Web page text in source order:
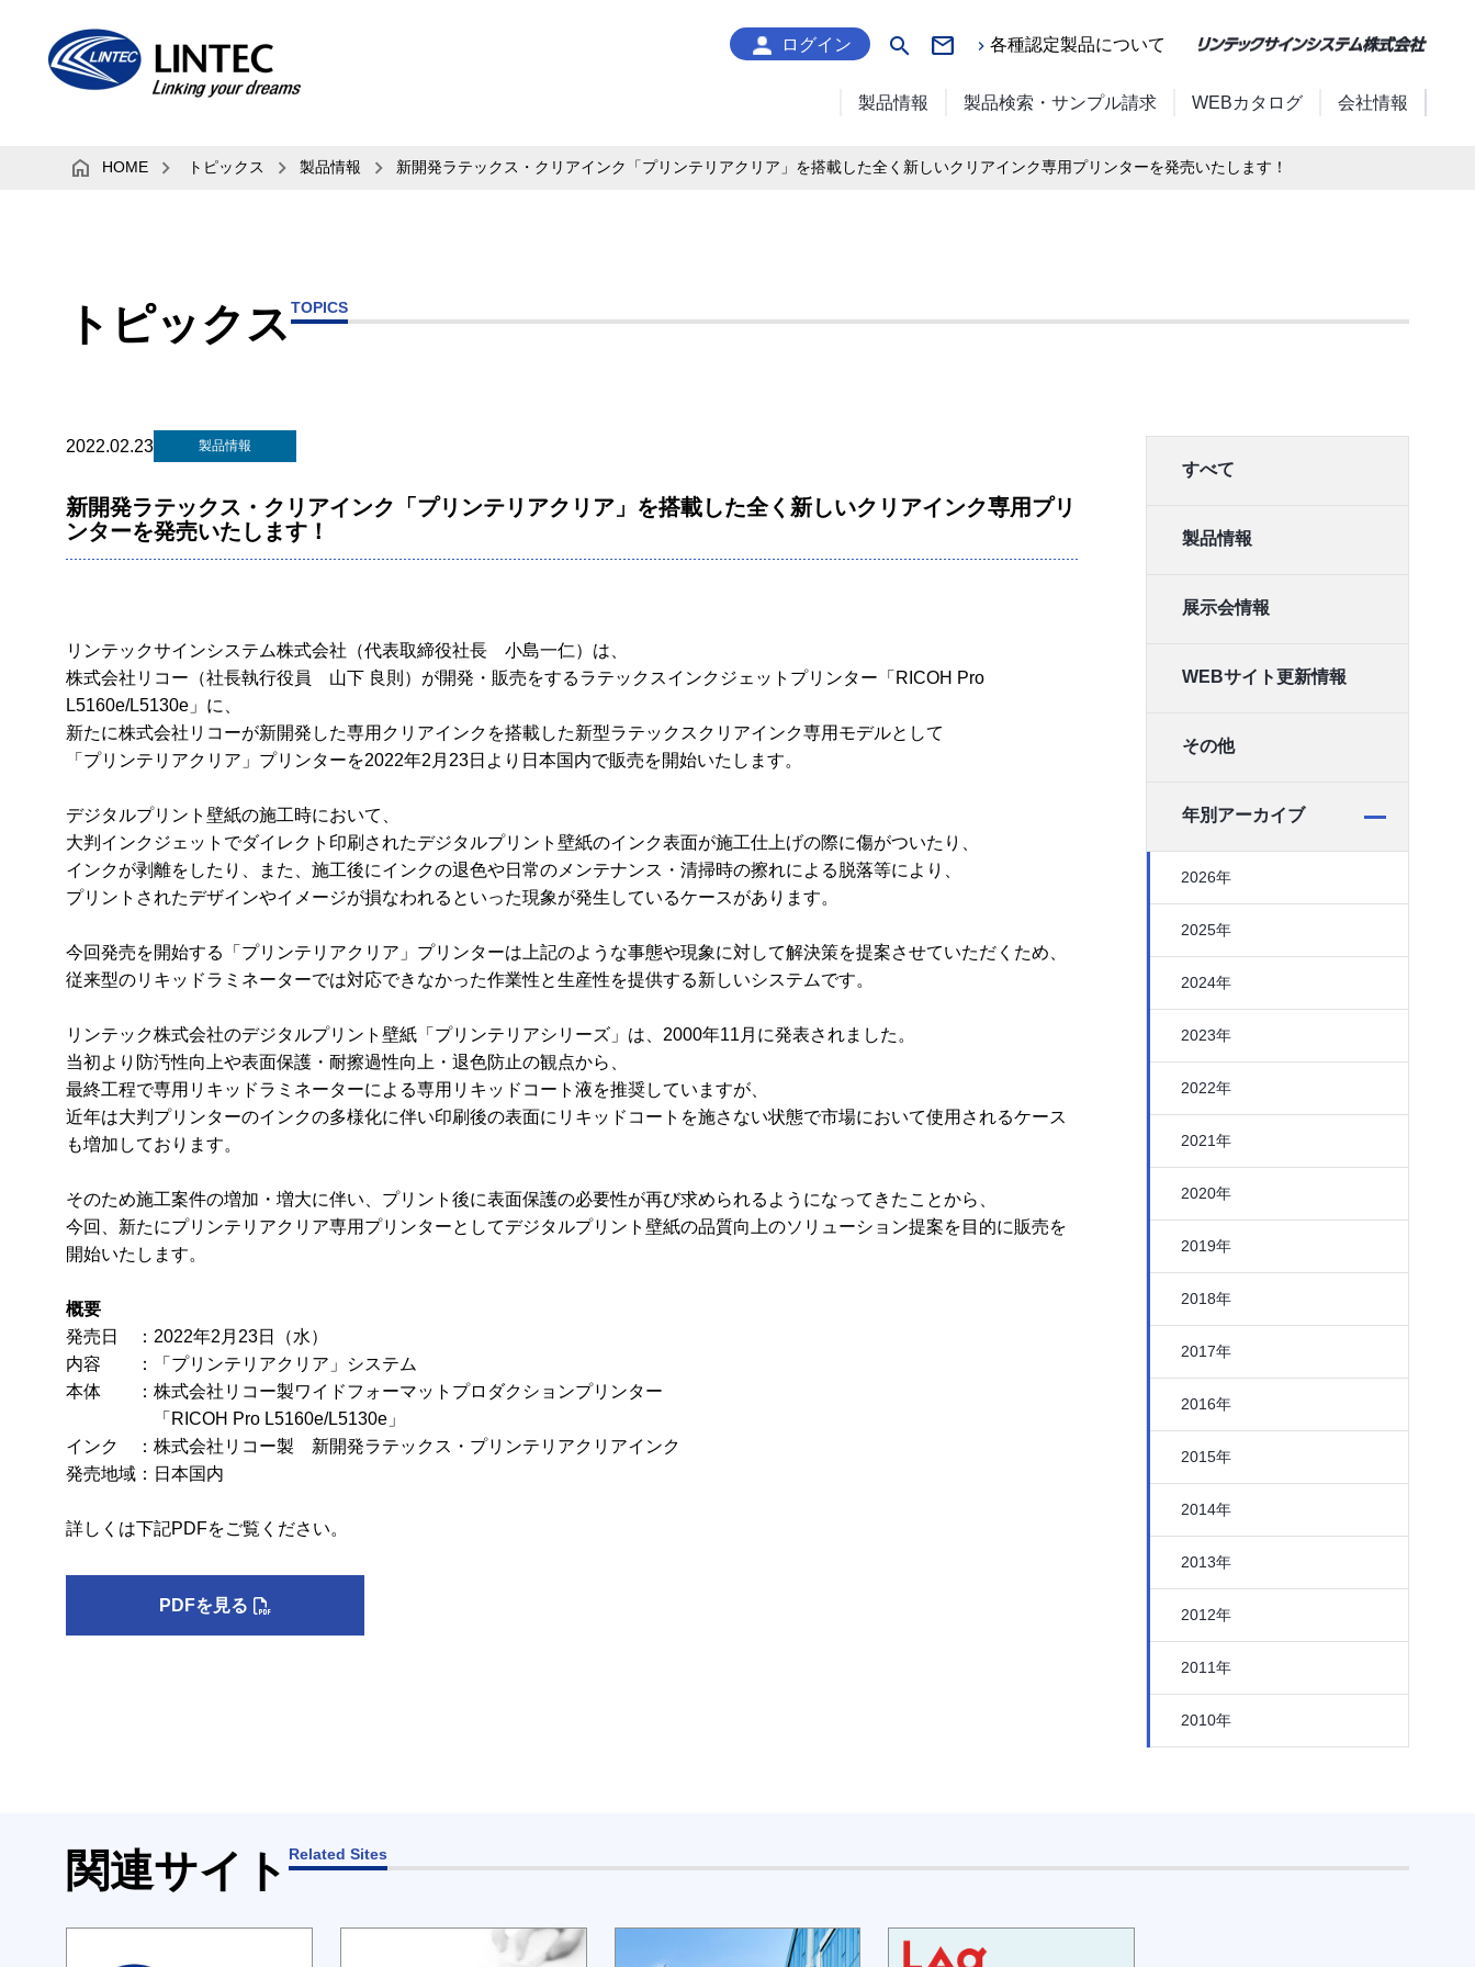
ログイン search 各種認定製品について
製品情報 製品検索・サンプル請求 WEBカタログ 会社情報
HOME トピックス 製品情報 新開発ラテックス・クリアインク「プリンテリアクリア」を搭載した全く新しいクリアインク専用プリンターを発売いたします！
トピックス TOPICS
2022.02.23 製品情報
新開発ラテックス・クリアインク「プリンテリアクリア」を搭載した全く新しいクリアインク専用プリ
ンターを発売いたします！
リンテックサインシステム株式会社（代表取締役社長 小島一仁）は、
株式会社リコー（社長執行役員 山下 良則）が開発・販売をするラテックスインクジェットプリンター「RICOH Pro
L5160e/L5130e」に、
新たに株式会社リコーが新開発した専用クリアインクを搭載した新型ラテックスクリアインク専用モデルとして
「プリンテリアクリア」プリンターを2022年2月23日より日本国内で販売を開始いたします。
デジタルプリント壁紙の施工時において、
大判インクジェットでダイレクト印刷されたデジタルプリント壁紙のインク表面が施工仕上げの際に傷がついたり、
インクが剥離をしたり、また、施工後にインクの退色や日常のメンテナンス・清掃時の擦れによる脱落等により、
プリントされたデザインやイメージが損なわれるといった現象が発生しているケースがあります。
今回発売を開始する「プリンテリアクリア」プリンターは上記のような事態や現象に対して解決策を提案させていただくため、
従来型のリキッドラミネーターでは対応できなかった作業性と生産性を提供する新しいシステムです。
リンテック株式会社のデジタルプリント壁紙「プリンテリアシリーズ」は、2000年11月に発表されました。
当初より防汚性向上や表面保護・耐擦過性向上・退色防止の観点から、
最終工程で専用リキッドラミネーターによる専用リキッドコート液を推奨していますが、
近年は大判プリンターのインクの多様化に伴い印刷後の表面にリキッドコートを施さない状態で市場において使用されるケース
も増加しております。
そのため施工案件の増加・増大に伴い、プリント後に表面保護の必要性が再び求められるようになってきたことから、
今回、新たにプリンテリアクリア専用プリンターとしてデジタルプリント壁紙の品質向上のソリューション提案を目的に販売を
開始いたします。
概要
発売日 ：2022年2月23日（水）
内容 ：「プリンテリアクリア」システム
本体 ：株式会社リコー製ワイドフォーマットプロダクションプリンター
「RICOH Pro L5160e/L5130e」
インク ：株式会社リコー製 新開発ラテックス・プリンテリアクリアインク
発売地域：日本国内
詳しくは下記PDFをご覧ください。
PDFを見る
すべて
製品情報
展示会情報
WEBサイト更新情報
その他
年別アーカイブ
2026年
2025年
2024年
2023年
2022年
2021年
2020年
2019年
2018年
2017年
2016年
2015年
2014年
2013年
2012年
2011年
2010年
関連サイト Related Sites